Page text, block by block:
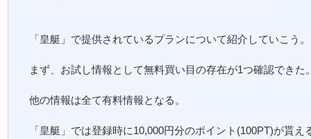
「皇艇」で提供されているプランについて紹介していこう。
まず、お試し情報として無料買い目の存在が1つ確認できた
他の情報は全て有料情報となる。
「皇艇」では登録時に10,000円分のポイント(100PT)が貰え